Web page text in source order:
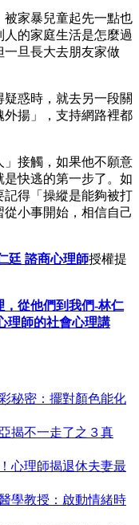
家暴兒童起先一點也
的家庭生活是怎麼過
一旦長大去朋友家做
惑時，就去另一段關
揚」，支持網路裡都
」接觸，如果他不願意
快逃的第一步了。如
得「操縱是能夠被打
小事開始，相信自己
廷 諮商心理師授權提
，從他們到我們-林仁
理師的社會心理講
秘密：擺對顏色能化
揭不一走了之３真
心理師揭退休夫妻最
學教授：啟動情緒時